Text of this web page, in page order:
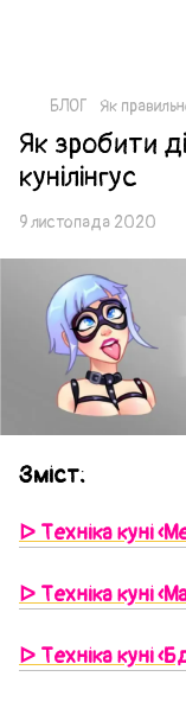
БЛОГ Як
Як зробити
кунілінгус
9 листопада 2020
Зміст:
ᐅ Техніка куні
ᐅ Техніка куні
ᐅ Техніка куні